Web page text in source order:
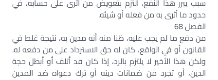
سبب يبرر هذا النفع، التزم بتعويض من أثرى على حسابه، في
حدود ما أثرى به من فعله أو شيئه.
الفصل 68
من دفع ما لم يجب عليه، ظنا منه أنه مدين به، نتيجة غلط في
القانون أو في الواقع، كان له حق الاسترداد على من دفعه له.
ولكن هذا الأخير لا يلتزم بالرد، إذا كان قد أتلف أو أبطل حجة
الدين، أو تجرد من ضمانات دينه أو ترك دعواه ضد المدين